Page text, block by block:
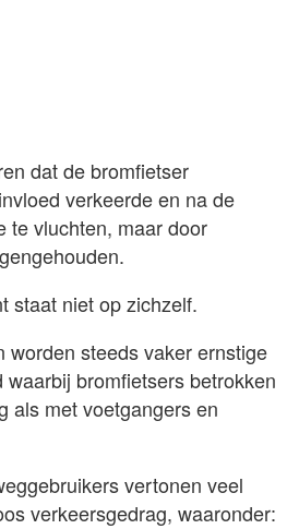
dat de bromfietser
verkeerde en na de
te vluchten, maar door
staat niet op zichzelf.
worden steeds vaker ernstige
bromfietsers betrokken
als met voetgangers en
vertonen veel
verkeersgedrag, waaronder: